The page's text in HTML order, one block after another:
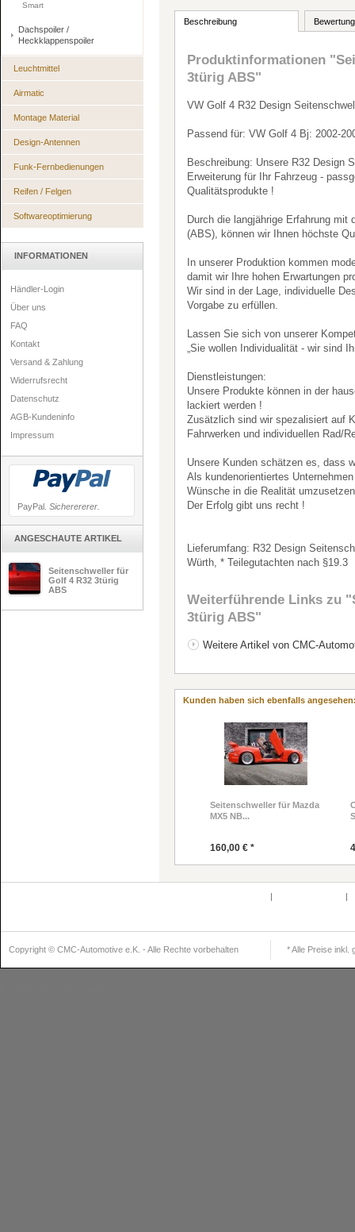
Smart
Dachspoiler /
Heckklappenspoiler
Leuchtmittel
Airmatic
Montage Material
Design-Antennen
Funk-Fernbedienungen
Reifen / Felgen
Softwareoptimierung
INFORMATIONEN
Händler-Login
Über uns
FAQ
Kontakt
Versand & Zahlung
Widerrufsrecht
Datenschutz
AGB-Kundeninfo
Impressum
PayPal. Sicherererer.
ANGESCHAUTE ARTIKEL
Seitenschweller für
Golf 4 R32 3türig
ABS
Beschreibung
Produktinformationen
3türig ABS"
VW Golf 4 R32 Design
Passend für: VW Golf 4 Bj: 2002-
Beschreibung: Unsere R32 Design
Erweiterung für Ihr Fahrzeug -
Qualitätsprodukte !
Durch die langjährige Erfahrung
(ABS), können wir Ihnen höchste
In unserer Produktion kommen
damit wir Ihre hohen Erwartungen
Wir sind in der Lage, individuelle
Vorgabe zu erfüllen.
Lassen Sie sich von unserer
„Sie wollen Individualität - wir sind
Dienstleistungen:
Unsere Produkte können in der
lackiert werden !
Zusätzlich sind wir spezalisiert auf
Fahrwerken und individuellen Rad/
Unsere Kunden schätzen es, dass
Als kundenorientiertes
Wünsche in die Realität
Der Erfolg gibt uns recht !
Lieferumfang: R32 Design
Würth, * Teilegutachten nach §19.3
Weiterführende Links zu
3türig ABS"
Weitere Artikel von CMC-
Kunden haben sich ebenfalls
Seitenschweller für Mazda
MX5 NB...
160,00 € *
| |
Copyright © CMC-Automotive e.K. - Alle Rechte vorbehalten * Alle Preise